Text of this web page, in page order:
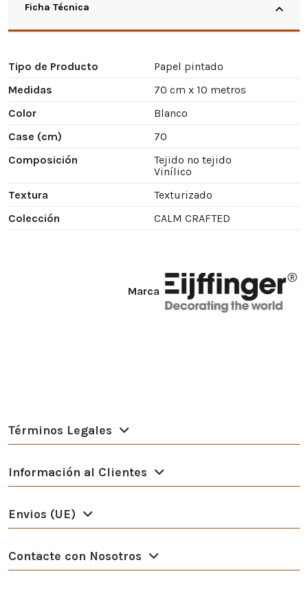
Ficha Técnica
Tipo de Producto
Papel pintado
Medidas
70 cm x 10 metros
Color
Blanco
Case (cm)
70
Composición
Tejido no tejido
Vinílico
Textura
Texturizado
Colección
CALM CRAFTED
Marca
Términos Legales
Información al Clientes
Envios (UE)
Contacte con Nosotros